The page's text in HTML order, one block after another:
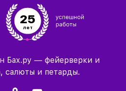
25
лет
Бах.ру — фейерверки и
салюты и петарды.